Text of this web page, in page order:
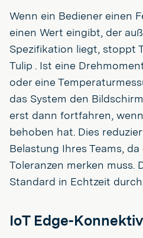
Wenn ein Bediener einen
einen Wert eingibt, der
Spezifikation liegt, stoppt
Tulip . Ist eine
oder eine
das System den
erst dann fortfahren,
behoben hat. Dies
Belastung Ihres Teams, da
Toleranzen merken muss.
Standard in Echtzeit durch.
IoT Edge-